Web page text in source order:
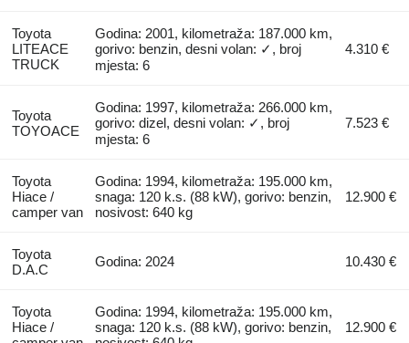
Toyota
LITEACE
TRUCK
Godina: 2001, kilometraža: 187.000 km,
gorivo: benzin, desni volan: ✓, broj
mjesta: 6
4.310 €
Toyota
TOYOACE
Godina: 1997, kilometraža: 266.000 km,
gorivo: dizel, desni volan: ✓, broj
mjesta: 6
7.523 €
Toyota
Hiace /
camper van
Godina: 1994, kilometraža: 195.000 km,
snaga: 120 k.s. (88 kW), gorivo: benzin,
nosivost: 640 kg
12.900 €
Toyota
D.A.C
Godina: 2024 10.430 €
Toyota
Hiace /
Godina: 1994, kilometraža: 195.000 km,
snaga: 120 k.s. (88 kW), gorivo: benzin,
12.900 €